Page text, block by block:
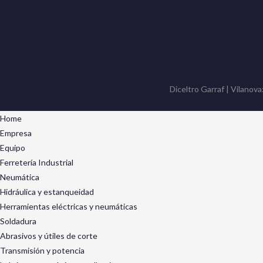
Diceltro Garraf |
Home
Empresa
Equipo
Ferretería Industrial
Neumática
Hidráulica y estanqueidad
Herramientas eléctricas y neumáticas
Soldadura
Abrasivos y útiles de corte
Transmisión y potencia